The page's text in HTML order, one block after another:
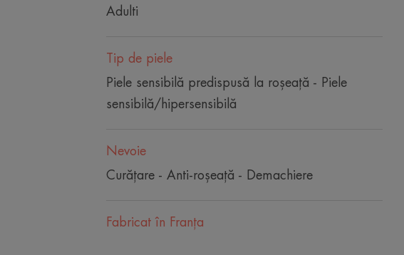
Adulti
Tip de piele
Piele sensibilă predispusă la roșeață - Piele
sensibilă/hipersensibilă
Nevoie
Curăţare - Anti-roșeață - Demachiere
Fabricat în Franţa